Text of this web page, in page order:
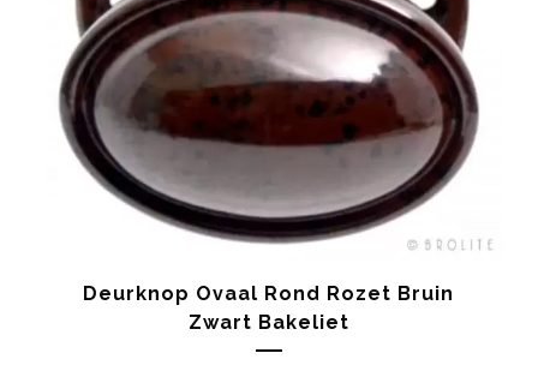
Deurknop Ovaal Rond Rozet Bruin
Zwart Bakeliet